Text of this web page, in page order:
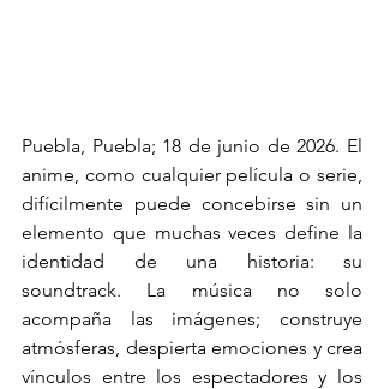
Puebla, Puebla; 18 de junio de 2026. El
anime, como cualquier película o serie,
difícilmente puede concebirse sin un
elemento que muchas veces define la
identidad de una historia: su
soundtrack. La música no solo
acompaña las imágenes; construye
atmósferas, despierta emociones y crea
vínculos entre los espectadores y los